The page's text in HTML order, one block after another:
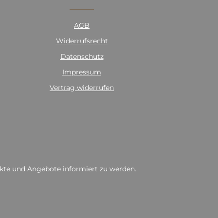
AGB
Widerrufsrecht
Datenschutz
Impressum
Vertrag widerrufen
und Angebote informiert zu werden.